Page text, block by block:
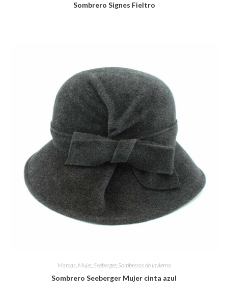
Sombrero Signes Fieltro
Marcas, Mujer, Seeberger, Sombreros de Invierno
Sombrero Seeberger Mujer cinta azul